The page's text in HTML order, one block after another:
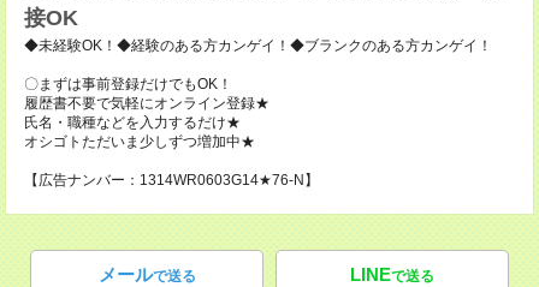
接OK
◆未経験OK！◆経験のある方カンゲイ！◆ブランクのある方カンゲイ！
〇まずは事前登録だけでもOK！
履歴書不要で気軽にオンライン登録★
氏名・職種などを入力するだけ★
オシゴトただいま少しずつ増加中★
【広告ナンバー：1314WR0603G14★76-N】
メールで送る LINEで送る